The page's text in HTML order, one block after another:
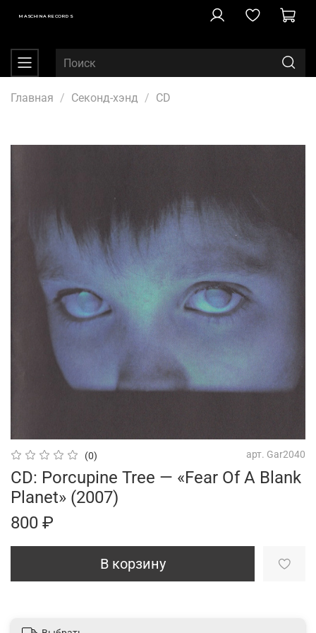
MASCHINA RECORDS
Главная Секонд-хэнд CD
(0) арт. Gar2040
CD: Porcupine Tree — «Fear Of A Blank
Planet» (2007)
800 ₽
В корзину